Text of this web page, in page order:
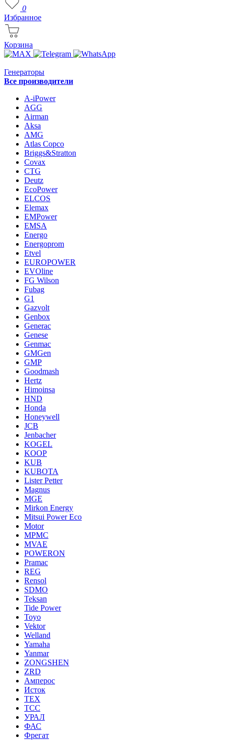
0
Избранное
Корзина
Генераторы
Все производители
A-iPower
AGG
Airman
Aksa
AMG
Atlas Copco
Briggs&Stratton
Covax
CTG
Deutz
EcoPower
ELCOS
Elemax
EMPower
EMSA
Energo
Energoprom
Etvel
EUROPOWER
EVOline
FG Wilson
Fubag
G1
Gazvolt
Genbox
Generac
Genese
Genmac
GMGen
GMP
Goodmash
Hertz
Himoinsa
HND
Honda
Honeywell
JCB
Jenbacher
KOGEL
KOOP
KUB
KUBOTA
Lister Petter
Magnus
MGE
Mirkon Energy
Mitsui Power Eco
Motor
MPMC
MVAE
POWERON
Pramac
REG
Rensol
SDMO
Teksan
Tide Power
Toyo
Vektor
Welland
Yamaha
Yanmar
ZONGSHEN
ZRD
Амперос
Исток
ТЕХ
ТСС
УРАЛ
ФАС
Фрегат